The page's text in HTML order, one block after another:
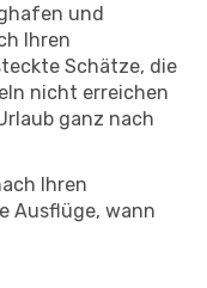
und
Ihren
Schätze, die
nicht erreichen
ganz nach
Ihren
Ausflüge, wann